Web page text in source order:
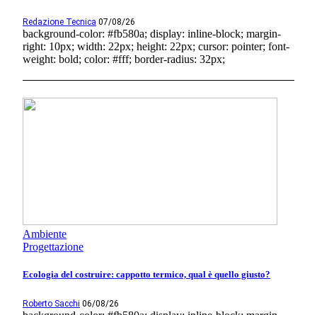
Redazione Tecnica 07/08/26
background-color: #fb580a; display: inline-block; margin-
right: 10px; width: 22px; height: 22px; cursor: pointer; font-
weight: bold; color: #fff; border-radius: 32px;
Ambiente
Progettazione
Ecologia del costruire: cappotto termico, qual è quello giusto?
Roberto Sacchi 06/08/26